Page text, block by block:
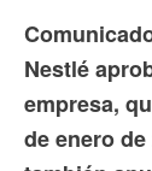
Nestlé
empresa,
de enero